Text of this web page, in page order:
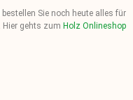
Sie noch heute alles für
Hier gehts zum Holz Onlineshop